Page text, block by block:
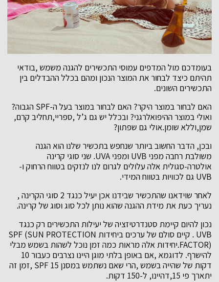
בעומדכם מול המדפים עמוסי התכשירים להגנה משמש ,בודאי
תהיתם כיצד לבחור את המוצר הנכון ומהם בכלל ההבדלים בין
התכשירים השונים.
האם לבחור במוצר היקר? האם לבחור במוצר בעל ה-SPF הגבוה?
ואולי במוצר ההיפואלרגני? ובכלל יש גם ג’ל ,ספריי,תחליב קרם,
שמן,וללא שומן.אולי גם שפתון?
ובכן, הדבר החשוב ביותר שנחפש בתכשיר שלנו הוא הגנה
משולבת רחבה מפני UVB ומפני UVA. שני סוגי קרינה
אולטרה-סגולית אלה עלולים לגרום לנו לנזקים בטווח הרחוק ו-
UVB גם לכוויות בטווח המידי.
לאחר שוידאנו שהתכשיר שבידנו אכן יעיל כנגד 2 סוגי הקרינה ,
נעריך כעת את מידת ההגנה שהוא נותן לכל סוג וסוג של קרינה.
נכון להיום קיימת סטנדרטיזציה של יעילות התכשירים רק כנגד
UVB . קיים סולם של ערכים ביחידות SPF (SUN PROTECTION
FACTOR).יחידות אלה מראות כמה זמן נוכל לשהות בשמש מבלי
להישרף. לדוגמא ,אם באופן בלתי מוגן היינו נצרבים כעבור 10
דקות של שהייה בשמש ,הרי שאם נשתמש במסנן 15 SPF ,זמן זה
יתארך פי 15,דהיינו, ל-150 דקות.